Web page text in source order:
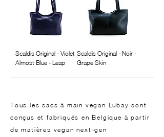
Scaldis Original - Violet
Almost Blue - Leap
Scaldis Original - Noir -
Grape Skin
Tous les sacs à main vegan Lubay sont
conçus et fabriqués en Belgique à partir
de matières vegan next-gen